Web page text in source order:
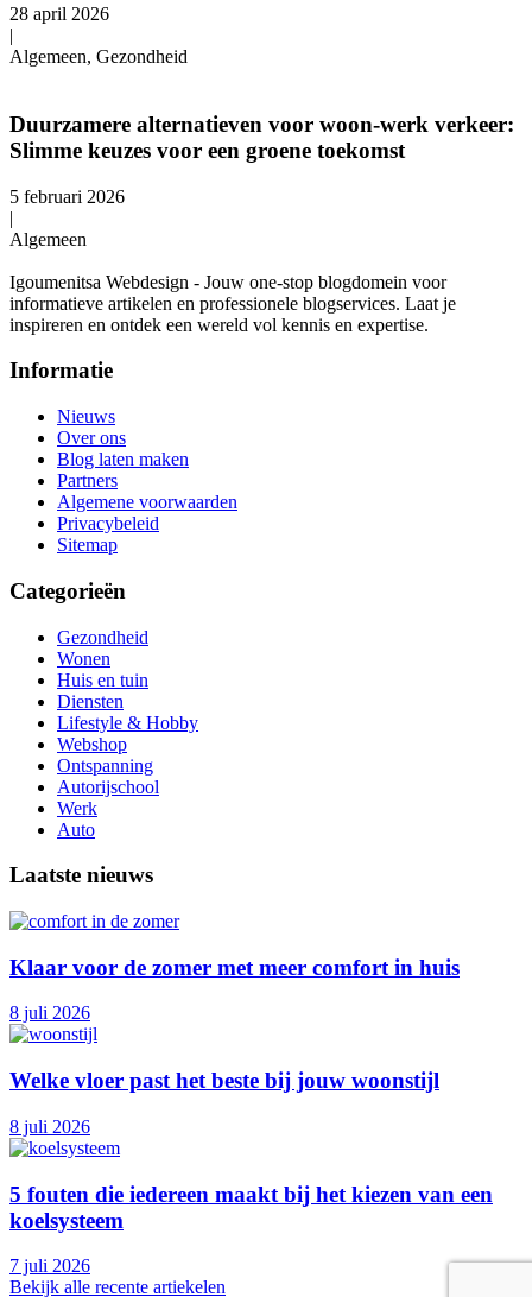
28 april 2026
|
Algemeen, Gezondheid
Duurzamere alternatieven voor woon-werk verkeer:
Slimme keuzes voor een groene toekomst
5 februari 2026
|
Algemeen
Igoumenitsa Webdesign - Jouw one-stop blogdomein voor
informatieve artikelen en professionele blogservices. Laat je
inspireren en ontdek een wereld vol kennis en expertise.
Informatie
Nieuws
Over ons
Blog laten maken
Partners
Algemene voorwaarden
Privacybeleid
Sitemap
Categorieën
Gezondheid
Wonen
Huis en tuin
Diensten
Lifestyle & Hobby
Webshop
Ontspanning
Autorijschool
Werk
Auto
Laatste nieuws
Klaar voor de zomer met meer comfort in huis
8 juli 2026
Welke vloer past het beste bij jouw woonstijl
8 juli 2026
5 fouten die iedereen maakt bij het kiezen van een
koelsysteem
7 juli 2026
Bekijk alle recente artiekelen